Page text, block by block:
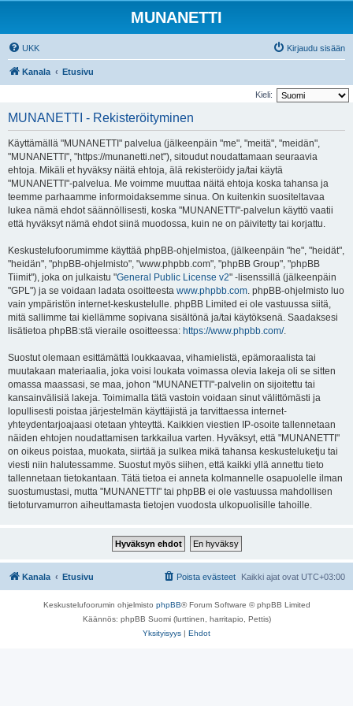
MUNANETTI
UKK Kirjaudu sisään
Kanala Etusivu
Kieli:
MUNANETTI - Rekisteröityminen
Käyttämällä "MUNANETTI" palvelua (jälkeenpäin "me", "meitä", "meidän",
"MUNANETTI", "https://munanetti.net"), sitoudut noudattamaan seuraavia
ehtoja. Mikäli et hyväksy näitä ehtoja, älä rekisteröidy ja/tai käytä
"MUNANETTI"-palvelua. Me voimme muuttaa näitä ehtoja koska tahansa ja
teemme parhaamme informoidaksemme sinua. On kuitenkin suositeltavaa
lukea nämä ehdot säännöllisesti, koska "MUNANETTI"-palvelun käyttö vaatii
että hyväksyt nämä ehdot siinä muodossa, kuin ne on päivitetty tai korjattu.
Keskustelufoorumimme käyttää phpBB-ohjelmistoa, (jälkeenpäin "he", "heidät",
"heidän", "phpBB-ohjelmisto", "www.phpbb.com", "phpBB Group", "phpBB
Tiimit"), joka on julkaistu "General Public License v2" -lisenssillä (jälkeenpäin
"GPL") ja se voidaan ladata osoitteesta www.phpbb.com. phpBB-ohjelmisto luo
vain ympäristön internet-keskustelulle. phpBB Limited ei ole vastuussa siitä,
mitä sallimme tai kiellämme sopivana sisältönä ja/tai käytöksenä. Saadaksesi
lisätietoa phpBB:stä vieraile osoitteessa: https://www.phpbb.com/.
Suostut olemaan esittämättä loukkaavaa, vihamielistä, epämoraalista tai
muutakaan materiaalia, joka voisi loukata voimassa olevia lakeja oli se sitten
omassa maassasi, se maa, johon "MUNANETTI"-palvelin on sijoitettu tai
kansainvälisiä lakeja. Toimimalla tätä vastoin voidaan sinut välittömästi ja
lopullisesti poistaa järjestelmän käyttäjistä ja tarvittaessa internet-
yhteydentarjoajaasi otetaan yhteyttä. Kaikkien viestien IP-osoite tallennetaan
näiden ehtojen noudattamisen tarkkailua varten. Hyväksyt, että "MUNANETTI"
on oikeus poistaa, muokata, siirtää ja sulkea mikä tahansa keskusteluketju tai
viesti niin halutessamme. Suostut myös siihen, että kaikki yllä annettu tieto
tallennetaan tietokantaan. Tätä tietoa ei anneta kolmannelle osapuolelle ilman
suostumustasi, mutta "MUNANETTI" tai phpBB ei ole vastuussa mahdollisen
tietoturvamurron aiheuttamasta tietojen vuodosta ulkopuolisille tahoille.
Kanala Etusivu Kaikki ajat ovat UTC+03:00
Poista evästeet
Keskustelufoorumin ohjelmisto phpBB® Forum Software © phpBB Limited
Käännös: phpBB Suomi (lurttinen, harritapio, Pettis)
Yksityisyys | Ehdot